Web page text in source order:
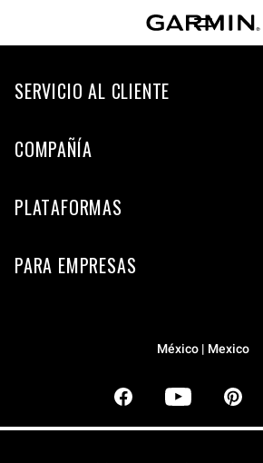
SERVICIO AL CLIENTE
COMPAÑÍA
PLATAFORMAS
PARA EMPRESAS
México | Mexico